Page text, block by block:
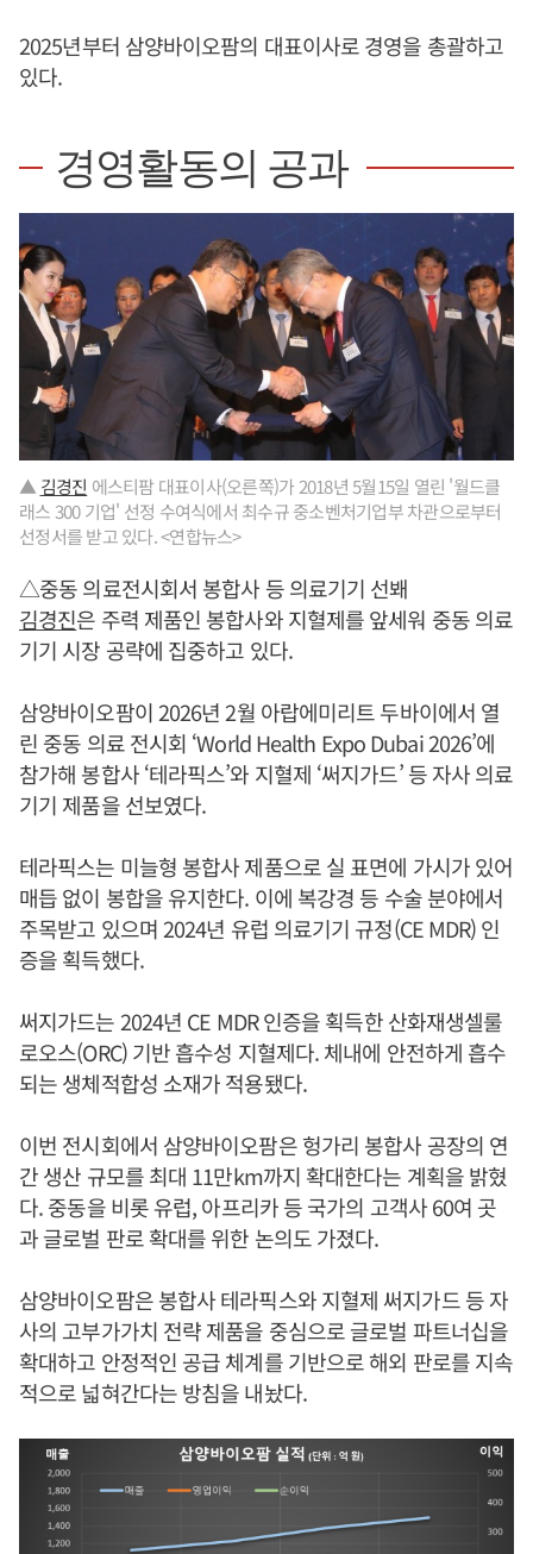
2025년부터 삼양바이오팜의 대표이사로 경영을 총괄하고
있다.
경영활동의 공과
▲ 김경진 에스티팜 대표이사(오른쪽)가 2018년 5월15일 열린 '월드클
래스 300 기업' 선정 수여식에서 최수규 중소벤처기업부 차관으로부터
선정서를 받고 있다. <연합뉴스>
△중동 의료전시회서 봉합사 등 의료기기 선봬
김경진은 주력 제품인 봉합사와 지혈제를 앞세워 중동 의료
기기 시장 공략에 집중하고 있다.
삼양바이오팜이 2026년 2월 아랍에미리트 두바이에서 열
린 중동 의료 전시회 ‘World Health Expo Dubai 2026’에
참가해 봉합사 ‘테라픽스’와 지혈제 ‘써지가드’ 등 자사 의료
기기 제품을 선보였다.
테라픽스는 미늘형 봉합사 제품으로 실 표면에 가시가 있어
매듭 없이 봉합을 유지한다. 이에 복강경 등 수술 분야에서
주목받고 있으며 2024년 유럽 의료기기 규정(CE MDR) 인
증을 획득했다.
써지가드는 2024년 CE MDR 인증을 획득한 산화재생셀룰
로오스(ORC) 기반 흡수성 지혈제다. 체내에 안전하게 흡수
되는 생체적합성 소재가 적용됐다.
이번 전시회에서 삼양바이오팜은 헝가리 봉합사 공장의 연
간 생산 규모를 최대 11만km까지 확대한다는 계획을 밝혔
다. 중동을 비롯 유럽, 아프리카 등 국가의 고객사 60여 곳
과 글로벌 판로 확대를 위한 논의도 가졌다.
삼양바이오팜은 봉합사 테라픽스와 지혈제 써지가드 등 자
사의 고부가가치 전략 제품을 중심으로 글로벌 파트너십을
확대하고 안정적인 공급 체계를 기반으로 해외 판로를 지속
적으로 넓혀간다는 방침을 내놨다.